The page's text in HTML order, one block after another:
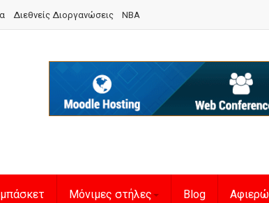
Διεθνείς Διοργανώσεις NBA
μπάσκετ Μόνιμες στήλες Blog